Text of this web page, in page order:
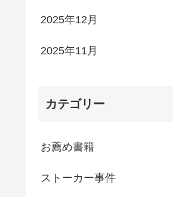
2025年12月
2025年11月
カテゴリー
お薦め書籍
ストーカー事件